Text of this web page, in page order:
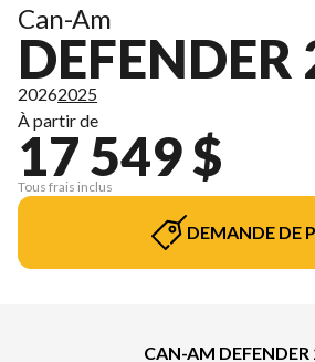
Can-Am
DEFENDER
20262025
À partir de
17 549 $
Tous frais inclus
DEMANDE DE
CAN-AM DEFENDER